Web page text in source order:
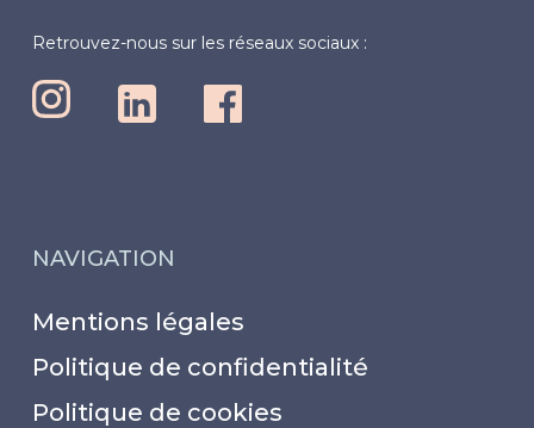
Retrouvez-nous sur les réseaux sociaux :
NAVIGATION
Mentions légales
Politique de confidentialité
Politique de cookies